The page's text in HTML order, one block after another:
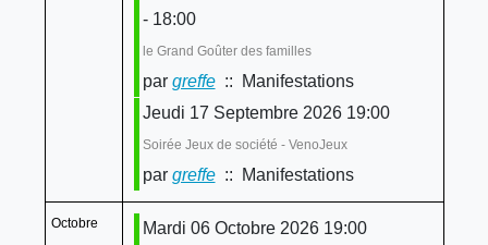
- 18:00
le Grand Goûter des familles
par greffe:: Manifestations
Jeudi 17 Septembre 2026 19:00
Soirée Jeux de société - VenoJeux
par greffe:: Manifestations
Octobre
Mardi 06 Octobre 2026 19:00